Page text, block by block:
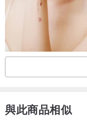
與此商品相似